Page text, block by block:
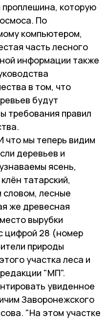
которую
По
компьютером,
часть лесного
информации также
в том, что
будут
требования правил
что мы теперь видим
деревьев и
ясень,
татарский,
лесные
же древесная
вырубки
цифрой 28 (номер
природы
участка леса и
"МП".
увиденное
Заворонежского
"На этом участке